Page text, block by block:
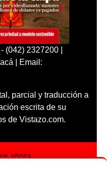
(042) 2327200 |
| Email:
parcial y traducción a
escrita de su
de Vistazo.com.
ahora